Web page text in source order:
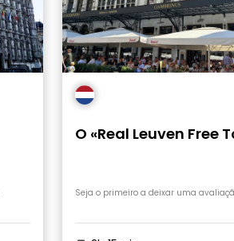
O «Real Leuven Free
Seja o primeiro a deixar uma